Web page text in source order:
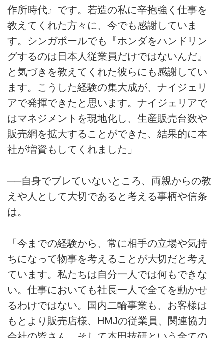
作所時代』です。若造の私に辛抱強く仕事を
教えてくれた方々に、今でも感謝していま
す。シンガポールでも『ホンダをハンドリン
グするのは日本人従業員だけではないんだ』
と気づきを教えてくれた彼らにも感謝してい
ます。こうした経験の集大成が、ナイジェリ
アで発揮できたと思います。ナイジェリアで
はマネジメントを現地化し、生産販売台数や
販売網を拡大することができた、結果的に本
社が増資もしてくれました」
──自身でブレていないところ、両親からの教
えや人として大切であると考える事柄や信条
は。
「今までの経験から、常に相手の立場や気持
ちになって物事を考えることが大切だと考え
ています。私たちは自分一人では何もできな
い。仕事においても社長一人で全てを動かせ
るわけではない。国内二輪事業も、お客様は
もとより販売店様、HMJの従業員、関連協力